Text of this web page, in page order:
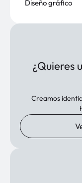
Diseño gráfico
¿Quieres
Creamos